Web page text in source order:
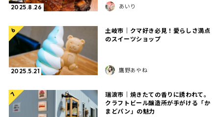
2025.8.26 あいり
6
2025.5.21
土岐市｜クマ好き必見！愛らしさ満点
のスイーツショップ
鷹野あやね
7
瑞浪市｜焼きたての香りに誘われて。
クラフトビール醸造所が手がける「か
まどパン」の魅力